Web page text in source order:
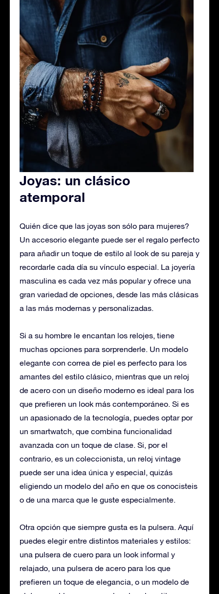
Joyas: un clásico
atemporal
Quién dice que las joyas son sólo para mujeres?
Un accesorio elegante puede ser el regalo perfecto
para añadir un toque de estilo al look de su pareja y
recordarle cada día su vínculo especial. La joyería
masculina es cada vez más popular y ofrece una
gran variedad de opciones, desde las más clásicas
a las más modernas y personalizadas.
Si a su hombre le encantan los relojes, tiene
muchas opciones para sorprenderle. Un modelo
elegante con correa de piel es perfecto para los
amantes del estilo clásico, mientras que un reloj
de acero con un diseño moderno es ideal para los
que prefieren un look más contemporáneo. Si es
un apasionado de la tecnología, puedes optar por
un smartwatch, que combina funcionalidad
avanzada con un toque de clase. Si, por el
contrario, es un coleccionista, un reloj vintage
puede ser una idea única y especial, quizás
eligiendo un modelo del año en que os conocisteis
o de una marca que le guste especialmente.
Otra opción que siempre gusta es la pulsera. Aquí
puedes elegir entre distintos materiales y estilos:
una pulsera de cuero para un look informal y
relajado, una pulsera de acero para los que
prefieren un toque de elegancia, o un modelo de